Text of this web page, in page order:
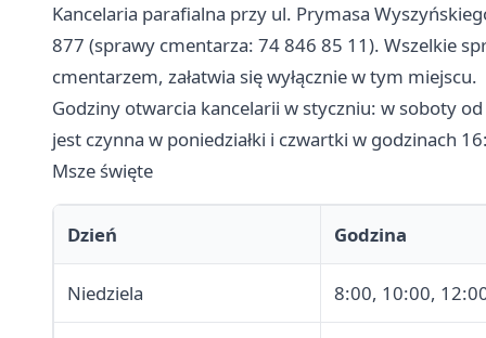
Kancelaria parafialna przy ul. Prymasa
877 (sprawy cmentarza: 74 846 85 11). Wszelkie
cmentarzem, załatwia się wyłącznie w tym miejscu.
Godziny otwarcia kancelarii w styczniu: w soboty
jest czynna w poniedziałki i czwartki w godzinach
Msze święte
Dzień Godzina
Niedziela 8:00, 10:00,